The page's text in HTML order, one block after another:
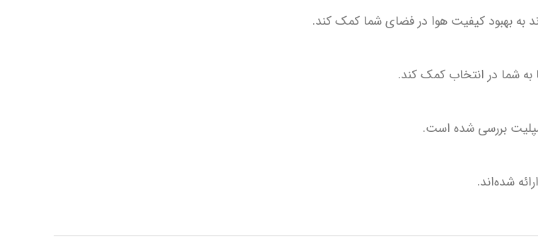
به بهبود کیفیت هوا در فضای شما کمک کند.
به شما در انتخاب کمک کند.
بررسی شده است.
شده‌اند.